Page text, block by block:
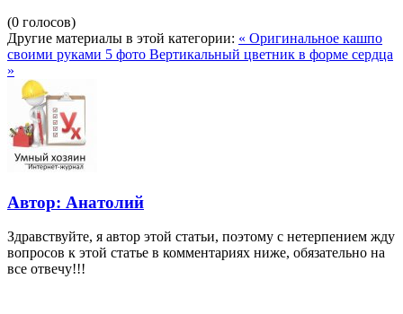
(0 голосов)
Другие материалы в этой категории: « Оригинальное кашпо
своими руками 5 фото Вертикальный цветник в форме сердца
»
Автор: Анатолий
Здравствуйте, я автор этой статьи, поэтому с нетерпением жду
вопросов к этой статье в комментариях ниже, обязательно на
все отвечу!!!